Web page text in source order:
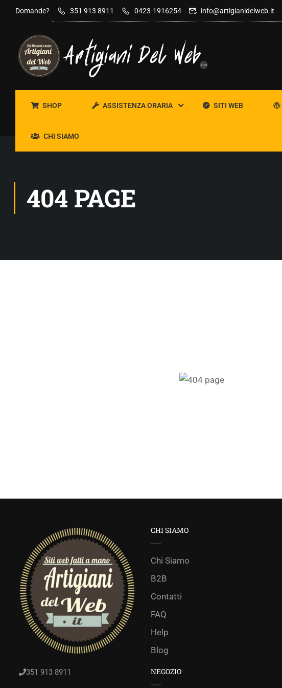
Domande? 351 913 8911 0423-1916254 info@artigianidelweb.it
SHOP ASSISTENZA ORARIA SITI WEB
CHI SIAMO
404 PAGE
351 913 8911
CHI SIAMO
Chi Siamo
B2B
Contatti
FAQ
Help
Blog
NEGOZIO